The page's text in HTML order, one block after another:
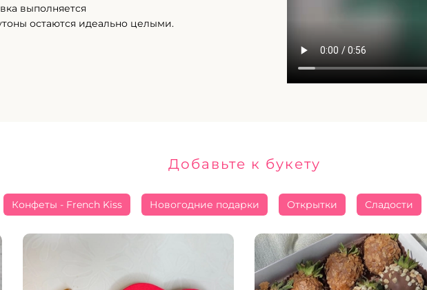
выполняется
остаются идеально целыми.
Добавьте к букету
Конфеты - French Kiss Новогодние подарки Открытки Сладости